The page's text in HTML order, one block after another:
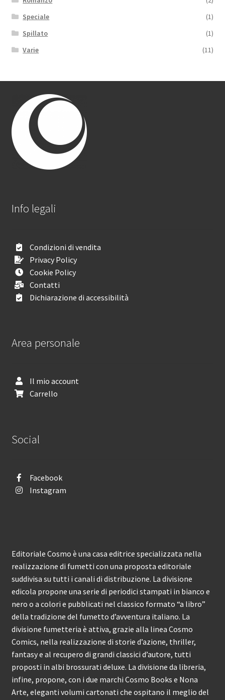
Speciale
(1)
Spillato
(1)
Varie
(11)
Info legali
Condizioni di vendita
Privacy Policy
Cookie Policy
Contatti
Dichiarazione di accessibilità
Area personale
Il mio account
Carrello
Social
Facebook
Instagram
Editoriale Cosmo è una casa editrice specializzata nella
realizzazione di fumetti con una proposta editoriale
suddivisa su tutti i canali di distribuzione. La divisione
edicola propone una serie di periodici stampati in bianco e
nero o a colori e pubblicati nel classico formato “a libro”
della tradizione del fumetto d’avventura italiano. La
divisione fumetteria è attiva, grazie alla linea Cosmo
Comics, nella realizzazione di storie d’azione, thriller,
fantasy e al recupero di grandi classici d’autore, tutti
proposti in albi brossurati deluxe. La divisione da libreria,
infine, propone, con i due marchi Cosmo Books e Nona
Arte, eleganti volumi cartonati che ospitano il meglio del